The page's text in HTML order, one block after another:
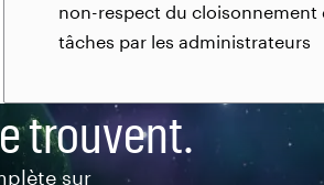
non-respect du cloisonnement
tâches par les administrateurs
trouvent.
sur